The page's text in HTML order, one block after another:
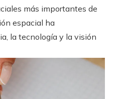
más importantes de
espacial ha
la tecnología y la visión